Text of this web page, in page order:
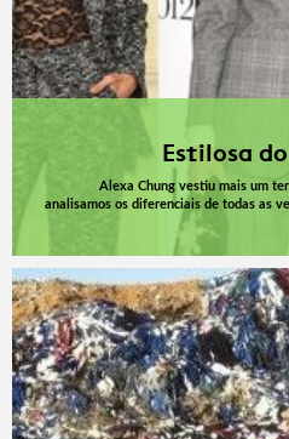
Estilosa
Alexa Chung vestiu mais um
analisamos os diferenciais de todas as